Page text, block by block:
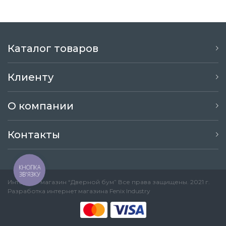
Каталог товаров
Клиенту
О компании
Контакты
Интернет-магазин “Дверной бум” Все права защищены. 2021 г.
Разработка интернет магазина Fenix Industry
КНОПКА
ЗВ'ЯЗКУ